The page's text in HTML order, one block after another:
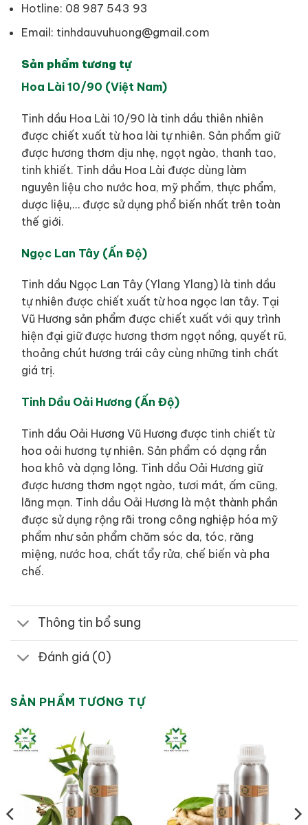
Hotline: 08 987 543 93
Email: tinhdauvuhuong@gmail.com
Sản phẩm tương tự
Hoa Lài 10/90 (Việt Nam)
Tinh dầu Hoa Lài 10/90 là tinh dầu thiên nhiên
được chiết xuất từ hoa lài tự nhiên. Sản phẩm giữ
được hương thơm dịu nhẹ, ngọt ngào, thanh tao,
tinh khiết. Tinh dầu Hoa Lài được dùng làm
nguyên liệu cho nước hoa, mỹ phẩm, thực phẩm,
dược liệu,… được sử dụng phổ biến nhất trên toàn
thế giới.
Ngọc Lan Tây (Ấn Độ)
Tinh dầu Ngọc Lan Tây (Ylang Ylang) là tinh dầu
tự nhiên được chiết xuất từ hoa ngọc lan tây. Tại
Vũ Hương sản phẩm được chiết xuất với quy trình
hiện đại giữ được hương thơm ngọt nồng, quyết rũ,
thoảng chút hương trái cây cùng những tinh chất
giá trị.
Tinh Dầu Oải Hương (Ấn Độ)
Tinh dầu Oải Hương Vũ Hương được tinh chiết từ
hoa oải hương tự nhiên. Sản phẩm có dạng rắn
hoa khô và dạng lỏng. Tinh dầu Oải Hương giữ
được hương thơm ngọt ngào, tươi mát, ấm cũng,
lãng mạn. Tinh dầu Oải Hương là một thành phần
được sử dụng rộng rãi trong công nghiệp hóa mỹ
phẩm như sản phẩm chăm sóc da, tóc, răng
miệng, nước hoa, chất tẩy rửa, chế biến và pha
chế.
Thông tin bổ sung
Đánh giá (0)
SẢN PHẨM TƯƠNG TỰ